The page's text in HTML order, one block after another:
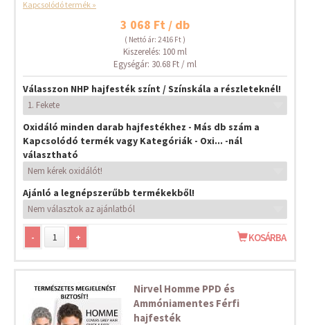
Kapcsolódó termék »
3 068 Ft / db
( Nettó ár: 2 416 Ft )
Kiszerelés: 100 ml
Egységár: 30.68 Ft / ml
Válasszon NHP hajfesték színt / Színskála a részleteknél!
Oxidáló minden darab hajfestékhez - Más db szám a
Kapcsolódó termék vagy Kategóriák - Oxi... -nál
választható
Ajánló a legnépszerűbb termékekből!
- + KOSÁRBA
Nirvel Homme PPD és
Ammóniamentes Férfi
hajfesték